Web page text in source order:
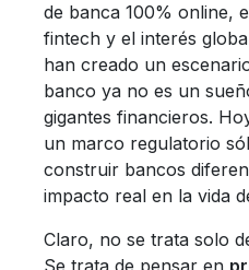
de banca 100% online,
fintech y el interés
han creado un
banco ya no es un
gigantes financieros.
un marco regulatorio
construir bancos
impacto real en la vida
Claro, no se trata solo